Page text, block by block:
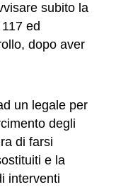
subito la
ed
dopo aver
un legale per
degli
di farsi
e la
interventi